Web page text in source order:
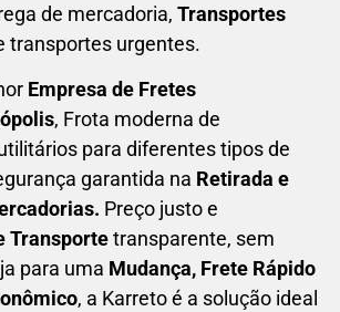
de mercadoria, Transportes
transportes urgentes.
Empresa de Fretes
, Frota moderna de
para diferentes tipos de
garantida na Retirada e
Preço justo e
Transportetransparente, sem
para uma Mudança, Frete Rápido
, a Karretoé a solução ideal